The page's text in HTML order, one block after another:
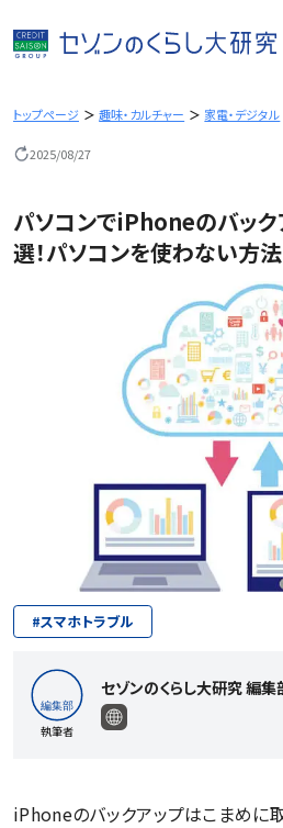
容
を
キトップページ 趣味・カルチャー 家電・デジタル
2025/08/27
パソコンでiPhoneのバック
選！パソコンを使わない方
#スマホトラブル
執筆者
セゾンのくらし大研究 編集
iPhoneのバックアップはこまめに